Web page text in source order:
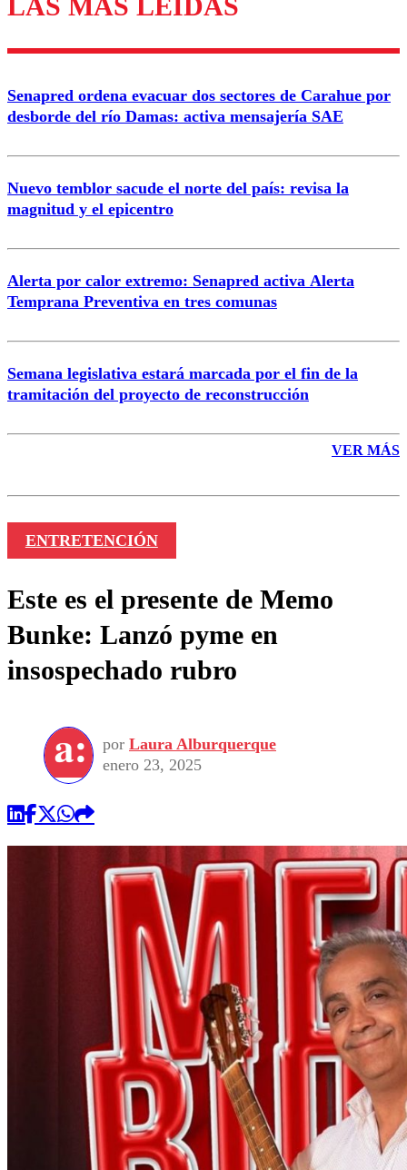
diálogo respetuoso.
Correo
LAS MÁS LEÍDAS
Senapred ordena evacuar dos sectores de Carahue por
desborde del río Damas: activa mensajería SAE
Nuevo temblor sacude el norte del país: revisa la
magnitud y el epicentro
Alerta por calor extremo: Senapred activa Alerta
Temprana Preventiva en tres comunas
Semana legislativa estará marcada por el fin de la
tramitación del proyecto de reconstrucción
VER MÁS
ENTRETENCIÓN
Este es el presente de Memo
Bunke: Lanzó pyme en
insospechado rubro
por Laura Alburquerque
enero 23, 2025